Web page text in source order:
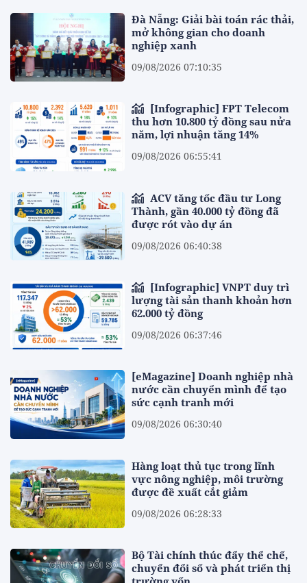
Đà Nẵng: Giải bài toán rác thải,
mở không gian cho doanh
nghiệp xanh
09/08/2026 07:10:35
thu hơn 10.800 tỷ đồng sau nửa
năm, lợi nhuận tăng 14%
09/08/2026 06:55:41
Thành, gần 40.000 tỷ đồng đã
được rót vào dự án
09/08/2026 06:40:38
lượng tài sản thanh khoản hơn
62.000 tỷ đồng
09/08/2026 06:37:46
[eMagazine] Doanh nghiệp nhà
nước cần chuyển mình để tạo
sức cạnh tranh mới
09/08/2026 06:30:40
Hàng loạt thủ tục trong lĩnh
vực nông nghiệp, môi trường
được đề xuất cắt giảm
09/08/2026 06:28:33
Bộ Tài chính thúc đẩy thể chế,
chuyển đổi số và phát triển thị